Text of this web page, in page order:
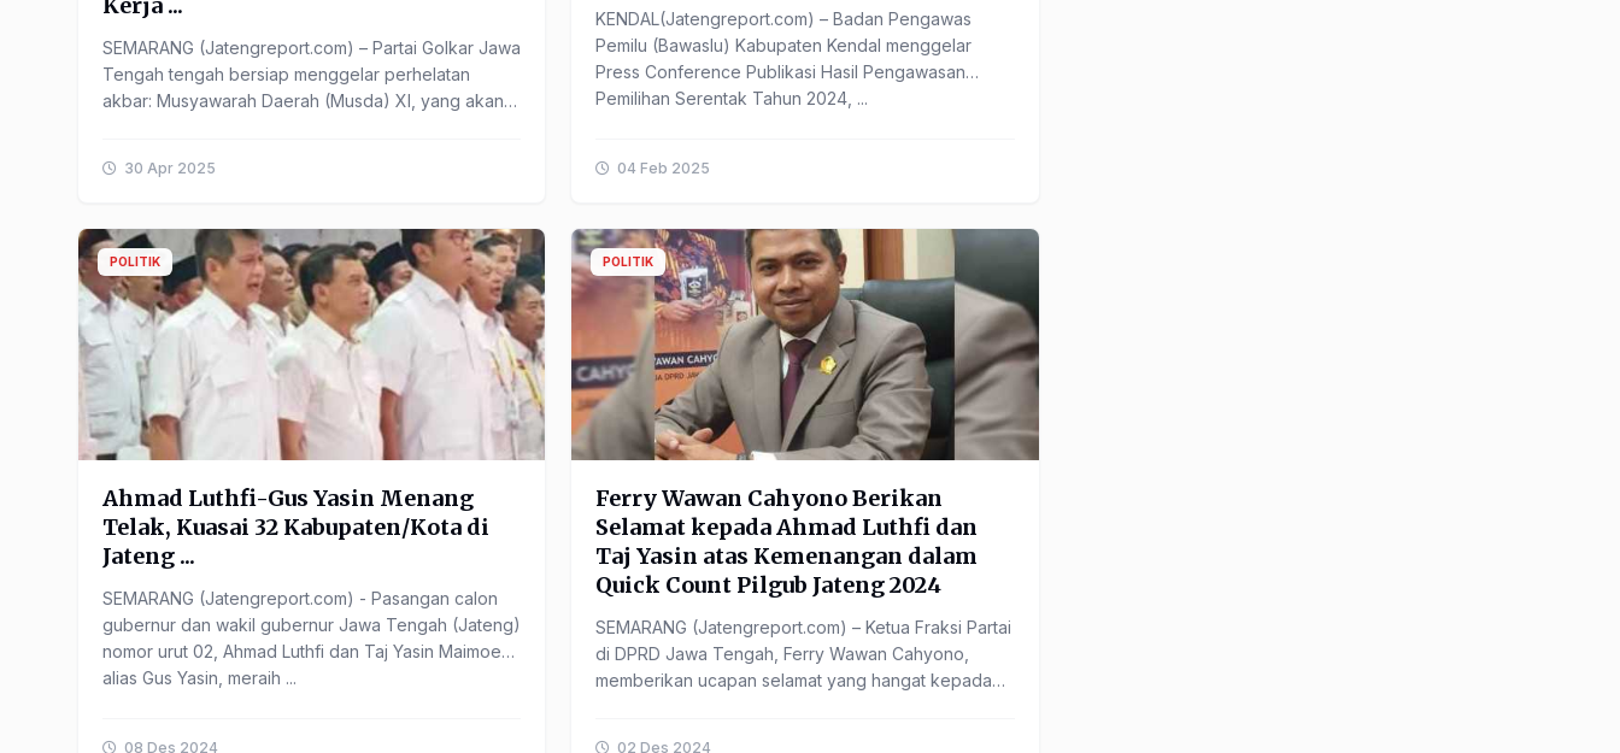
SEMARANG (Jatengreport.com) – Partai Golkar Jawa
Tengah tengah bersiap menggelar perhelatan
akbar: Musyawarah Daerah (Musda) XI, yang akan
30 Apr 2025
KENDAL(Jatengreport.com) – Badan Pengawas
Pemilu (Bawaslu) Kabupaten Kendal menggelar
Press Conference Publikasi Hasil Pengawasan
Pemilihan Serentak Tahun 2024, ...
04 Feb 2025
POLITIK
Ahmad Luthfi-Gus Yasin Menang
Telak, Kuasai 32 Kabupaten/Kota di
Jateng ...
SEMARANG (Jatengreport.com) - Pasangan calon
gubernur dan wakil gubernur Jawa Tengah (Jateng)
nomor urut 02, Ahmad Luthfi dan Taj Yasin Maimoen
alias Gus Yasin, meraih ...
08 Des 2024
POLITIK
Ferry Wawan Cahyono Berikan
Selamat kepada Ahmad Luthfi dan
Taj Yasin atas Kemenangan dalam
Quick Count Pilgub Jateng 2024
SEMARANG (Jatengreport.com) – Ketua Fraksi Partai
di DPRD Jawa Tengah, Ferry Wawan Cahyono,
memberikan ucapan selamat yang hangat kepada
02 Des 2024